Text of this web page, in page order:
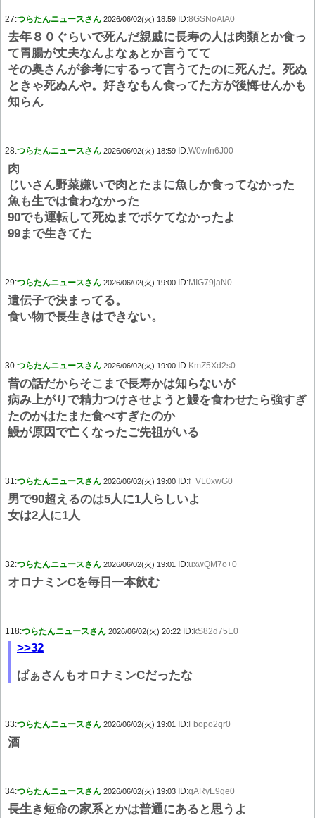
27:つらたんニュースさん 2026/06/02(火) 18:59 ID:8GSNoAlA0
去年８０ぐらいで死んだ親戚に長寿の人は肉類とか食っ
て胃腸が丈夫なんよなぁとか言うてて
その奥さんが参考にするって言うてたのに死んだ。死ぬ
ときゃ死ぬんや。好きなもん食ってた方が後悔せんかも
知らん
28:つらたんニュースさん 2026/06/02(火) 18:59 ID:W0wfn6J00
肉
じいさん野菜嫌いで肉とたまに魚しか食ってなかった
魚も生では食わなかった
90でも運転して死ぬまでボケてなかったよ
99まで生きてた
29:つらたんニュースさん 2026/06/02(火) 19:00 ID:MIG79jaN0
遺伝子で決まってる。
食い物で長生きはできない。
30:つらたんニュースさん 2026/06/02(火) 19:00 ID:KmZ5Xd2s0
昔の話だからそこまで長寿かは知らないが
病み上がりで精力つけさせようと鰻を食わせたら強すぎ
たのかはたまた食べすぎたのか
鰻が原因で亡くなったご先祖がいる
31:つらたんニュースさん 2026/06/02(火) 19:00 ID:f+VL0xwG0
男で90超えるのは5人に1人らしいよ
女は2人に1人
32:つらたんニュースさん 2026/06/02(火) 19:01 ID:uxwQM7o+0
オロナミンCを毎日一本飲む
118:つらたんニュースさん 2026/06/02(火) 20:22 ID:kS82d75E0
>>32
ばぁさんもオロナミンCだったな
33:つらたんニュースさん 2026/06/02(火) 19:01 ID:Fbopo2qr0
酒
34:つらたんニュースさん 2026/06/02(火) 19:03 ID:qARyE9ge0
長生き短命の家系とかは普通にあると思うよ